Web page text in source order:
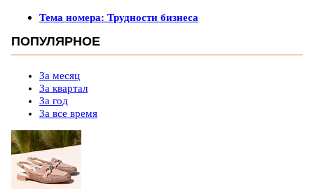
Тема номера: Трудности бизнеса
ПОПУЛЯРНОЕ
За месяц
За квартал
За год
За все время